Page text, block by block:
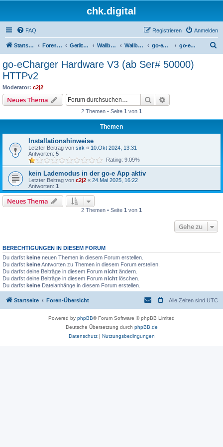
chk.digital
FAQ Anmelden
Registrieren
Startseite Foren-Übersicht Geräte (Wallboxen, Stromquellen, Autos) Wallboxen & Funkschalter Wallboxen mit Phasenlimitierung go-eCharger go-eCharger Hardware V3 (ab Ser# 50000) HTTPv2
go-eCharger Hardware V3 (ab Ser# 50000)
HTTPv2
Moderator: c2j2
Neues Thema Suche
2 Themen • Seite 1 von 1
Themen
Installationshinweise
Letzter Beitrag von sirk « 10.Okt 2024, 13:31
Antworten: 5
Rating: 9.09%
kein Lademodus in der go-e App aktiv
Letzter Beitrag von c2j2 « 24.Mai 2025, 16:22
Antworten: 1
Neues Thema
2 Themen • Seite 1 von 1
Gehe zu
BERECHTIGUNGEN IN DIESEM FORUM
Du darfst keine neuen Themen in diesem Forum erstellen.
Du darfst keineAntworten zu Themen in diesem Forum erstellen.
Du darfst deine Beiträge in diesem Forum nicht ändern.
Du darfst deine Beiträge in diesem Forum nicht löschen.
Du darfst keine Dateianhänge in diesem Forum erstellen.
Startseite Foren-Übersicht Alle Zeiten sind UTC
Powered by phpBB® Forum Software © phpBB Limited
Deutsche Übersetzung durch phpBB.de
Datenschutz| Nutzungsbedingungen